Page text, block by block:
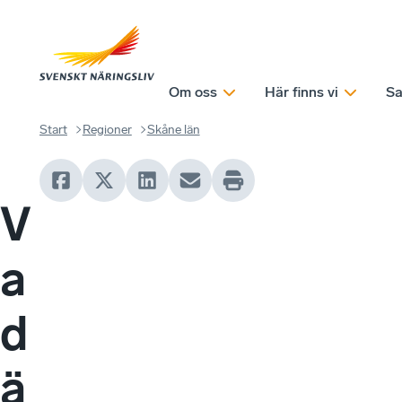
Om oss Här finns vi
Start Regioner Skåne län
V
a
d
ä